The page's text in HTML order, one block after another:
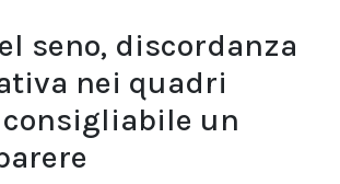
seno, discordanza
nei quadri
un